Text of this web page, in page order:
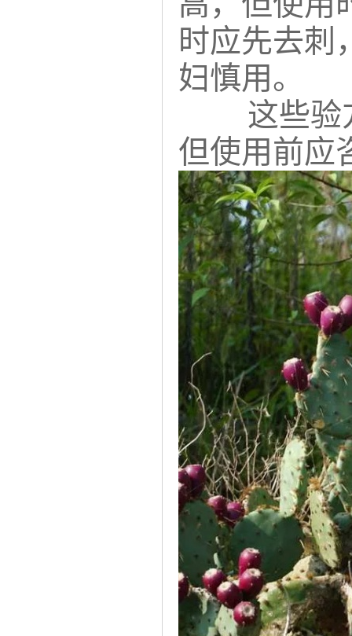
时应先去刺
妇慎用。
这些验
但使用前应